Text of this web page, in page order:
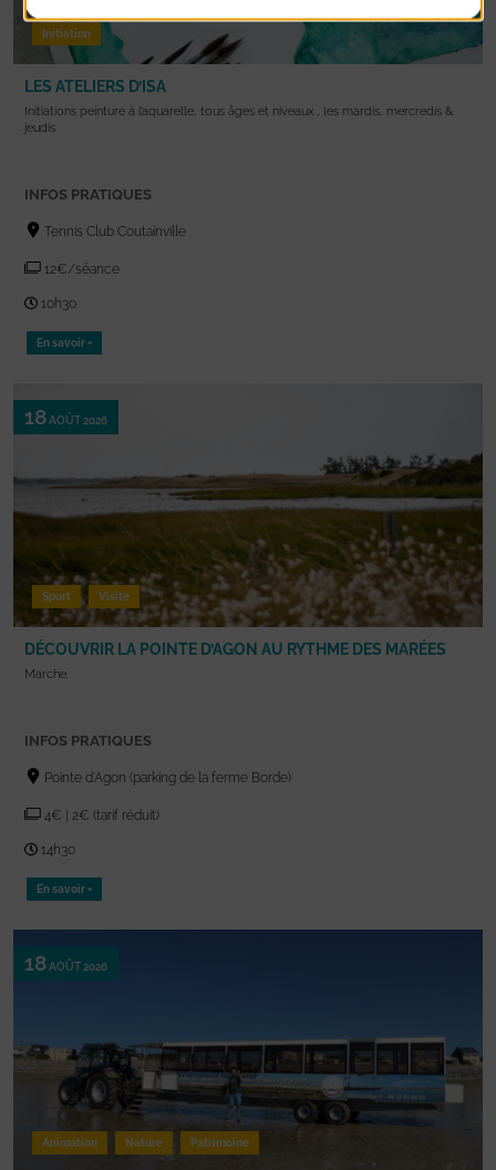
Initiation
LES ATELIERS D’ISA
Initiations peinture à l’aquarelle, tous âges et niveaux , les mardis, mercredis &
jeudis.
INFOS PRATIQUES
Tennis Club Coutainville
12€/séance
10h30
En savoir +
18 AOÛT 2026
Sport Visite
DÉCOUVRIR LA POINTE D’AGON AU RYTHME DES MARÉES
Marche.
INFOS PRATIQUES
Pointe d'Agon (parking de la ferme Borde)
4€ | 2€ (tarif réduit)
14h30
En savoir +
18 AOÛT 2026
Animation Nature Patrimoine